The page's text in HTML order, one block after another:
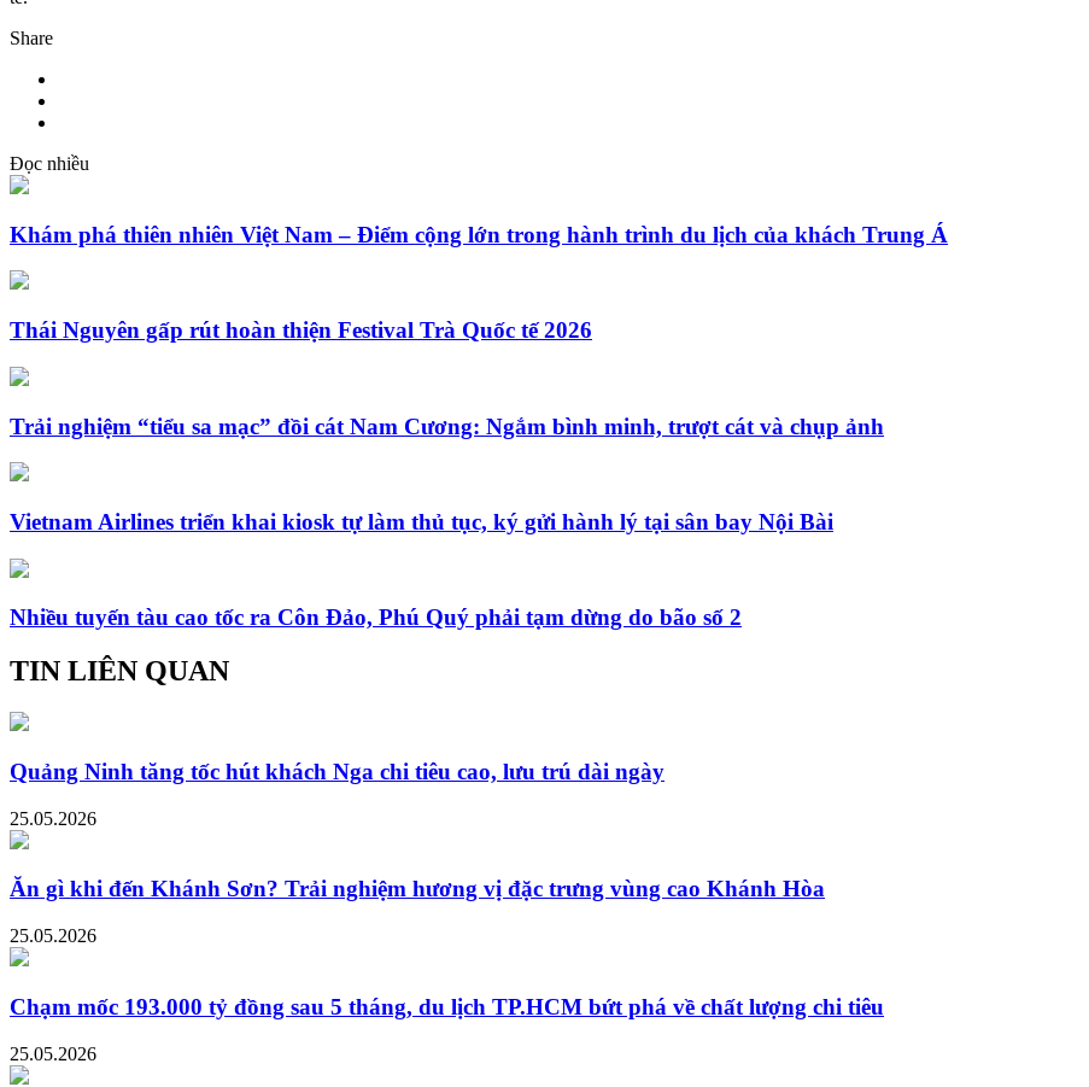
Share
Đọc nhiều
Khám phá thiên nhiên Việt Nam – Điểm cộng lớn trong hành trình du lịch của khách Trung Á
Thái Nguyên gấp rút hoàn thiện Festival Trà Quốc tế 2026
Trải nghiệm “tiểu sa mạc” đồi cát Nam Cương: Ngắm bình minh, trượt cát và chụp ảnh
Vietnam Airlines triển khai kiosk tự làm thủ tục, ký gửi hành lý tại sân bay Nội Bài
Nhiều tuyến tàu cao tốc ra Côn Đảo, Phú Quý phải tạm dừng do bão số 2
TIN LIÊN QUAN
Quảng Ninh tăng tốc hút khách Nga chi tiêu cao, lưu trú dài ngày
25.05.2026
Ăn gì khi đến Khánh Sơn? Trải nghiệm hương vị đặc trưng vùng cao Khánh Hòa
25.05.2026
Chạm mốc 193.000 tỷ đồng sau 5 tháng, du lịch TP.HCM bứt phá về chất lượng chi tiêu
25.05.2026